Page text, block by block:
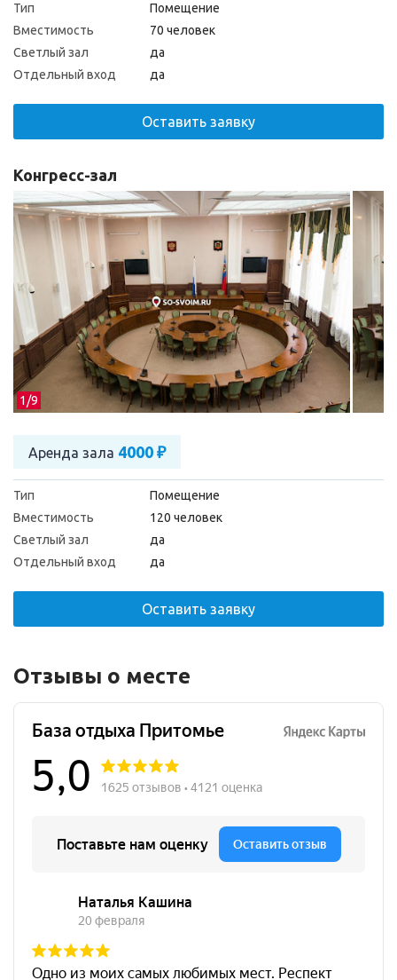
Тип
Помещение
Вместимость
70 человек
Светлый зал
да
Отдельный вход
да
Оставить заявку
1/9
Конгресс-зал
Аренда зала 4000 ₽
Тип
Помещение
Вместимость
120 человек
Светлый зал
да
Отдельный вход
да
Оставить заявку
Отзывы о месте